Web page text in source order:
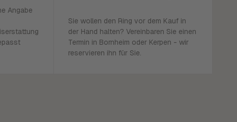
Angabe
Sie wollen den Ring vor dem Kauf in
der Hand halten? Vereinbaren Sie einen
Termin in Bornheim oder Kerpen - wir
reservieren ihn für Sie.